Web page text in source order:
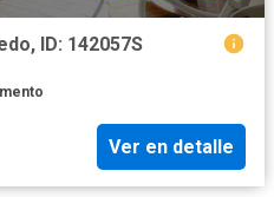
ID: 142057S
Ver en detalle